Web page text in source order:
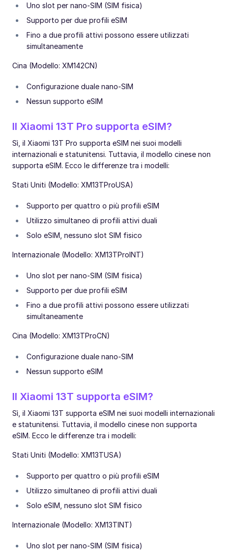
Uno slot per nano-SIM (SIM fisica)
Supporto per due profili eSIM
Fino a due profili attivi possono essere utilizzati
simultaneamente
Cina (Modello: XM142CN)
Configurazione duale nano-SIM
Nessun supporto eSIM
Il Xiaomi 13T Pro supporta eSIM?
Sì, il Xiaomi 13T Pro supporta eSIM nei suoi modelli
internazionali e statunitensi. Tuttavia, il modello cinese non
supporta eSIM. Ecco le differenze tra i modelli:
Stati Uniti (Modello: XM13TProUSA)
Supporto per quattro o più profili eSIM
Utilizzo simultaneo di profili attivi duali
Solo eSIM, nessuno slot SIM fisico
Internazionale (Modello: XM13TProINT)
Uno slot per nano-SIM (SIM fisica)
Supporto per due profili eSIM
Fino a due profili attivi possono essere utilizzati
simultaneamente
Cina (Modello: XM13TProCN)
Configurazione duale nano-SIM
Nessun supporto eSIM
Il Xiaomi 13T supporta eSIM?
Sì, il Xiaomi 13T supporta eSIM nei suoi modelli internazionali
e statunitensi. Tuttavia, il modello cinese non supporta
eSIM. Ecco le differenze tra i modelli:
Stati Uniti (Modello: XM13TUSA)
Supporto per quattro o più profili eSIM
Utilizzo simultaneo di profili attivi duali
Solo eSIM, nessuno slot SIM fisico
Internazionale (Modello: XM13TINT)
Uno slot per nano-SIM (SIM fisica)